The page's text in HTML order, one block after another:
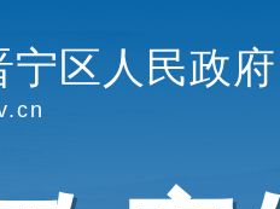
宁区人民政府